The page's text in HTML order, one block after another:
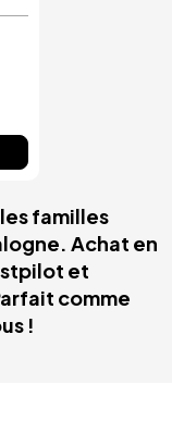
familles
Achat en
et
comme
!